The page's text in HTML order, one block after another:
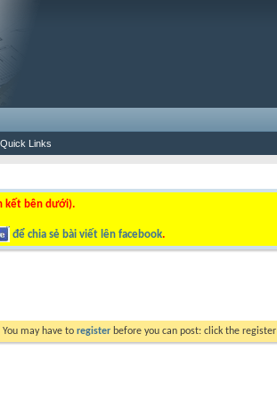
Quick Links
kết bên dưới).
để chia sẻ bài viết lên facebook.
may have to register before you can post: click the